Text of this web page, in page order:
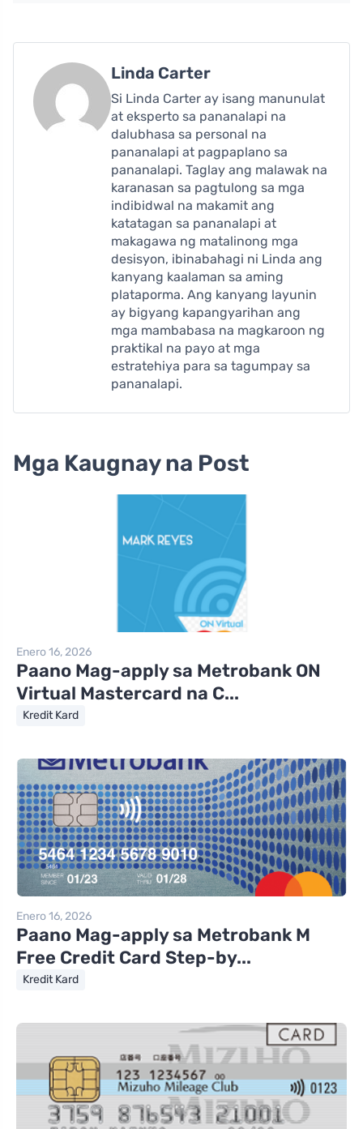
Linda Carter
Si Linda Carter ay isang manunulat
at eksperto sa pananalapi na
dalubhasa sa personal na
pananalapi at pagpaplano sa
pananalapi. Taglay ang malawak na
karanasan sa pagtulong sa mga
indibidwal na makamit ang
katatagan sa pananalapi at
makagawa ng matalinong mga
desisyon, ibinabahagi ni Linda ang
kanyang kaalaman sa aming
plataporma. Ang kanyang layunin
ay bigyang kapangyarihan ang
mga mambabasa na magkaroon ng
praktikal na payo at mga
estratehiya para sa tagumpay sa
pananalapi.
Mga Kaugnay na Post
Enero 16, 2026
Paano Mag-apply sa Metrobank ON
Virtual Mastercard na C...
Kredit Kard
Enero 16, 2026
Paano Mag-apply sa Metrobank M
Free Credit Card Step-by...
Kredit Kard